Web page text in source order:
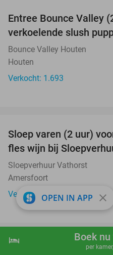
shopping_cart
hotel Boek nu
per
Entree Bounce Valley
verkoelende slush
Bounce Valley Houten
Houten
Verkocht: 1.693
Sloep varen (2 uur)
fles wijn bij
Sloepverhuur Vathorst
Amersfoort
Verkocht: 95
2-gangendiner à la
OPEN IN APP close